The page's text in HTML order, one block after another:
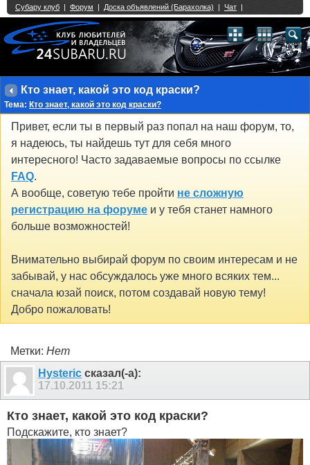
Кто знает, какой это код краски?
Тема: Кто знает, какой это код краски?
Привет, если ты в первый раз попал на наш форум, то,
я надеюсь, ты найдешь тут для себя много
интересного! Часто задаваемые вопросы по ссылке
FAQ.
А вообще, советую тебе пройти не сложную
регистрацию на форуме и у тебя станет намного
больше возможностей!
Внимательно выбирай форум по своим интересам и не
забывай, у нас обсуждалось уже много всяких тем...
сначала юзай поиск, потом создавай новую тему!
Добро пожаловать!
Метки: Нет
Hysteric сказал(-а):
17.10.2011 15:21
Кто знает, какой это код краски?
Подскажите, кто знает?
Single Sign On provided byvBSSO
2 3 4 5 6 7 8 9 10 11 12 13 14 15 16 17 18 21 22 23 24 25 26
27 28 29 30 31 32 33 34 35 36 37 38 39 40 41 42 43